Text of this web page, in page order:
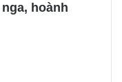
hoành